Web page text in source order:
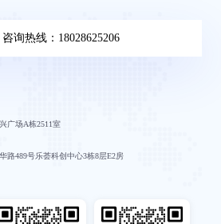
咨询热线：18028625206
广场A栋2511室
路489号乐荟科创中心3栋8层E2房